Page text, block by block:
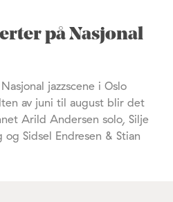
på Nasjonal
jazzscene i Oslo
av juni til august blir det
Arild Andersen solo, Silje
Sidsel Endresen & Stian